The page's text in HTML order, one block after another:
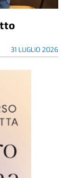
31 LUGLIO 2026